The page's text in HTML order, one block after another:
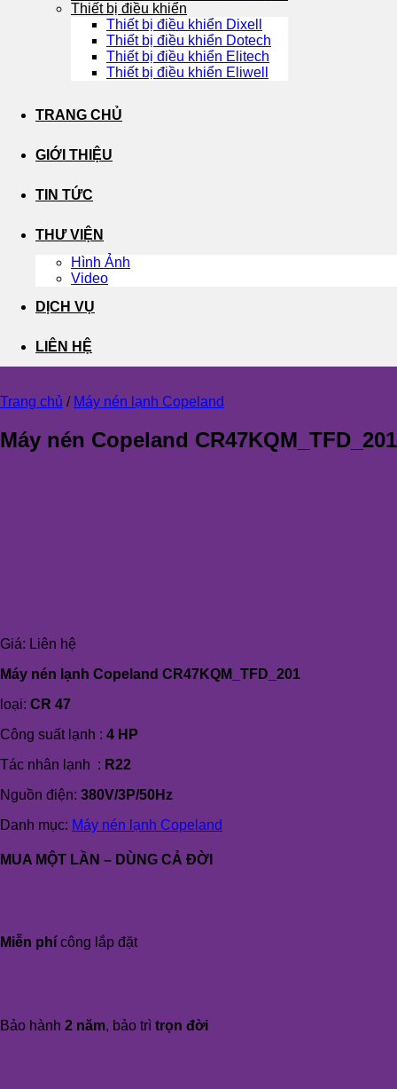
Thiết bị điều khiển
Thiết bị điều khiển Dixell
Thiết bị điều khiển Dotech
Thiết bị điều khiển Elitech
Thiết bị điều khiển Eliwell
TRANG CHỦ
GIỚI THIỆU
TIN TỨC
THƯ VIỆN
Hình Ảnh
Video
DỊCH VỤ
LIÊN HỆ
Trang chủ / Máy nén lạnh Copeland
Máy nén Copeland CR47KQM_TFD_201
Giá: Liên hệ
Máy nén lạnh Copeland CR47KQM_TFD_201
loại: CR 47
Công suất lạnh : 4 HP
Tác nhân lạnh : R22
Nguồn điện: 380V/3P/50Hz
Danh mục: Máy nén lạnh Copeland
MUA MỘT LẦN – DÙNG CẢ ĐỜI
Miễn phí công lắp đặt
Bảo hành 2 năm, bảo trì trọn đời